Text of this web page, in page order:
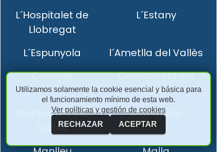
L´Hospitalet de
Llobregat
L´Estany
L´Espunyola
l´Ametlla del Vallès
Cervelló
Cerdanyola del
Vallès
Montornès del
Vallès
Montmeló
Utilizamos solamente la cookie esencial y básica para
el funcionamiento mínimo de esta web.
Ver políticas y gestión de cookies
RECHAZAR
ACEPTAR